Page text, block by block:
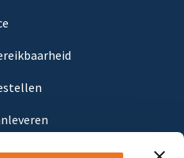
bezorging